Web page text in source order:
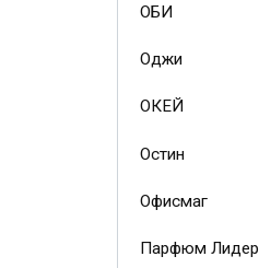
ОБИ
Оджи
ОКЕЙ
Остин
Офисмаг
Парфюм Лидер